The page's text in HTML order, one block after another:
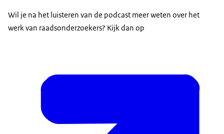
Wil je na het luisteren van de podcast meer weten over het
werk van raadsonderzoekers? Kijk dan op